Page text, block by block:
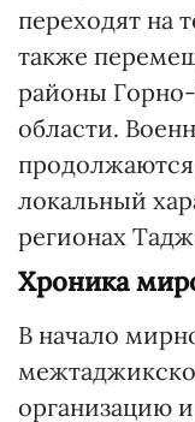
переходят на
также
районы
области.
локальный
регионах
Хроника
В начало
организацию